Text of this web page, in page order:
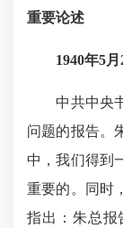
重要论述
1940年5月
中共中央书
问题的报告。
中，我们得到
重要的。同时
指出：朱总报